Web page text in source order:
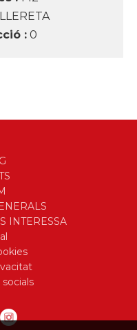
: 0
INTERESSA